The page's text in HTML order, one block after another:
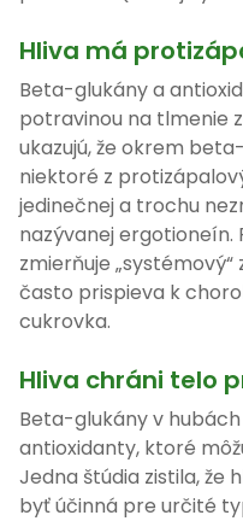
Hliva má
Beta-glukány a
potravinou na tlmenie
ukazujú, že okrem
niektoré z
jedinečnej a trochu
nazývanej
zmierňuje
často prispieva k
cukrovka.
Hliva chráni telo
Beta-glukány v hubách
antioxidanty, ktoré
Jedna štúdia zistila, že
byť účinná pre určité